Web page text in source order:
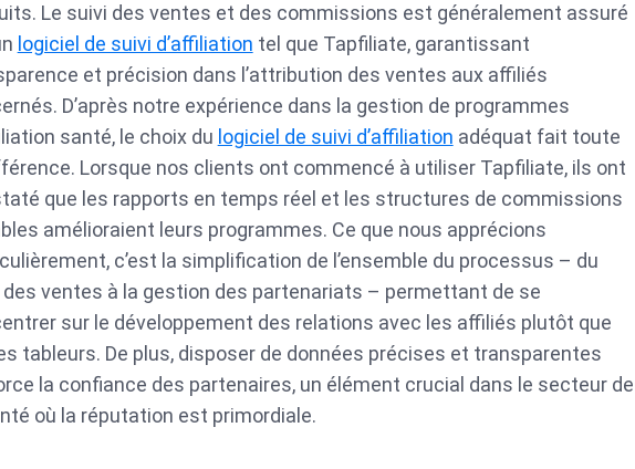
Le suivi des ventes et des commissions est généralement assuré
logiciel de suivi d’affiliation tel que Tapfiliate, garantissant
et précision dans l’attribution des ventes aux affiliés
D’après notre expérience dans la gestion de programmes
santé, le choix du logiciel de suivi d’affiliation adéquat fait toute
Lorsque nos clients ont commencé à utiliser Tapfiliate, ils ont
que les rapports en temps réel et les structures de commissions
amélioraient leurs programmes. Ce que nous apprécions
c’est la simplification de l’ensemble du processus – du
des ventes à la gestion des partenariats – permettant de se
sur le développement des relations avec les affiliés plutôt que
tableurs. De plus, disposer de données précises et transparentes
la confiance des partenaires, un élément crucial dans le secteur de
où la réputation est primordiale.